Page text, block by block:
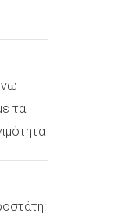
τα